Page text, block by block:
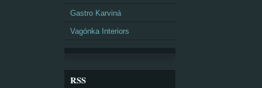
Gastro Karviná
Vagónka Interiors
RSS